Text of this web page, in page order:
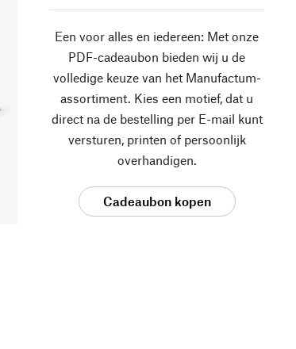
Een voor alles en iedereen: Met onze
PDF-cadeaubon bieden wij u de
volledige keuze van het Manufactum-
assortiment. Kies een motief, dat u
direct na de bestelling per E-mail kunt
versturen, printen of persoonlijk
overhandigen.
Cadeaubon kopen